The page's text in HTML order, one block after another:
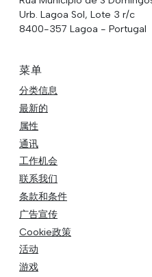
Urb. Lagoa Sol, Lote 3 r/c
8400-357 Lagoa - Portugal
菜单
分类信息
最新的
属性
通讯
工作机会
联系我们
条款和条件
广告宣传
Cookie政策
活动
游戏